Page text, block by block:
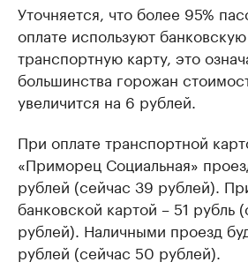
Уточняется, что более 95%
оплате используют
транспортную карту, это
большинства горожан
увеличится на 6 рублей.
При оплате транспортной
«Приморец Социальная»
рублей (сейчас 39 рублей).
банковской картой – 51 рубль
рублей). Наличными проезд
рублей (сейчас 50 рублей).